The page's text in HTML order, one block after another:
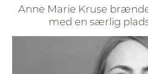
Anne Marie Kruse
med en særlig